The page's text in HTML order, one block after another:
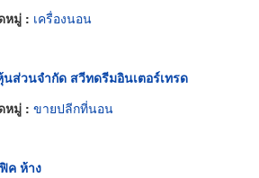
หมู่ : เครื่องนอน
นส่วนจำกัด สวีทดรีมอินเตอร์เทรด
หมู่ : ขายปลีกที่นอน
ค ห้าง